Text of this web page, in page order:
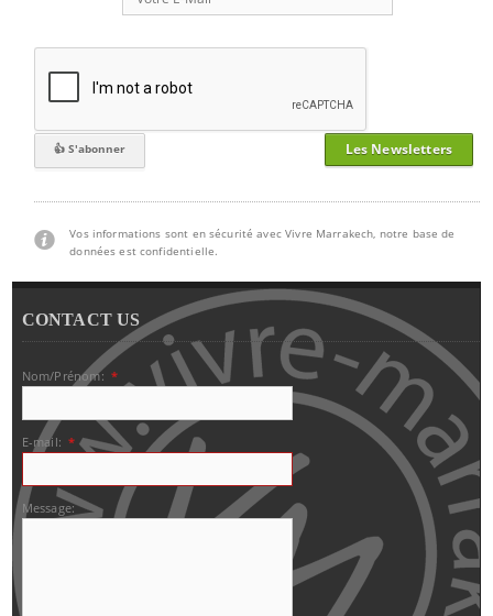
Les Newsletters
Vos informations sont en sécurité avec Vivre Marrakech, notre base de
données est confidentielle.
CONTACT US
Nom/Prénom: *
E-mail: *
Message: